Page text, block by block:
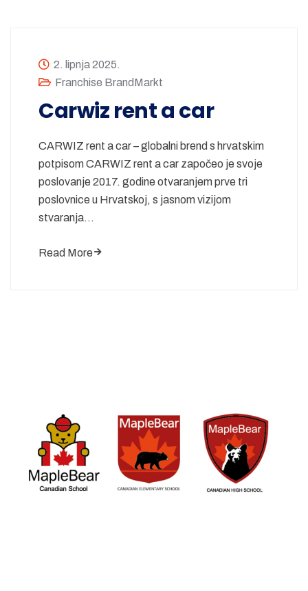
2. lipnja 2025.
Franchise BrandMarkt
Carwiz rent a car
CARWIZ rent a car – globalni brend s hrvatskim
potpisom CARWIZ rent a car započeo je svoje
poslovanje 2017. godine otvaranjem prve tri
poslovnice u Hrvatskoj, s jasnom vizijom
stvaranja…
Read More